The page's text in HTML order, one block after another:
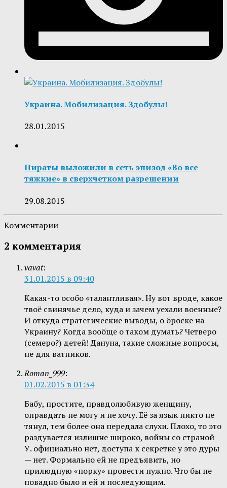
Украина. Мобилизация. Здобулы!
28.01.2015
Пираты выложили в сеть эпизод «Во все
тяжкие» в сверхчетком разрешении
29.08.2015
Комментарии
2 комментария
vavat:
31.01.2015 в 09:40
Какая-то особо «талантливая». Ну вот вроде, какое
твоё свинячье дело, куда и зачем уехали военные?
И откуда стратегические выводы, о броске на
Украину? Когда вообще о таком думать? Четверо
(семеро?) детей! Дануна, такие сложные вопросы,
не для ватников.
Roman_999:
01.02.2015 в 01:34
Бабу, простите, правдолюбивую женщину,
оправдать не могу и не хочу. Её за язык никто не
тянул, тем более она передала слухи. Плохо, то это
раздувается излишне широко, войны со страной
У. официально нет, доступа к секретке у это дуры
— нет. Формально ей не предъявить, но
прилюдную «порку» провести нужно. Что бы не
повадно было и ей и последующим.